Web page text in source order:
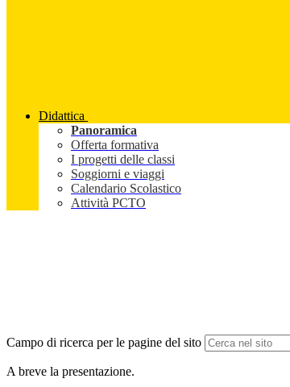
Didattica
Panoramica
Offerta formativa
I progetti delle classi
Soggiorni e viaggi
Calendario Scolastico
Attività PCTO
Campo di ricerca per le pagine del sito
A breve la presentazione.